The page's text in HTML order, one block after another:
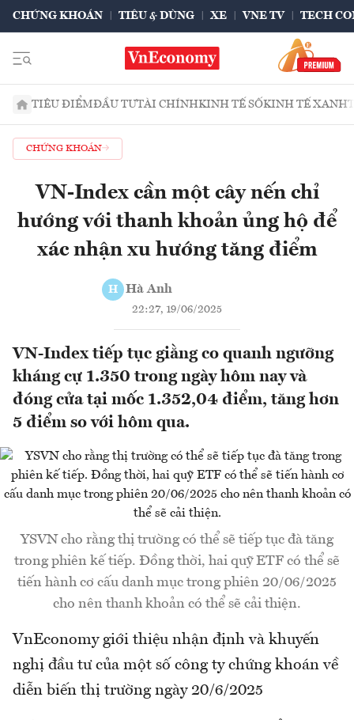
CHỨNG KHOÁN TIÊU & DÙNG XE VNE TV TECH
TIÊU ĐIỂMĐẦU TƯTÀI CHÍNHKINH TẾ SỐKINH TẾ XANH
CHỨNG KHOÁN
VN-Index cần một cây nến chỉ
hướng với thanh khoản ủng hộ để
xác nhận xu hướng tăng điểm
H Hà Anh
22:27, 19/06/2025
VN-Index tiếp tục giằng co quanh ngưỡng
kháng cự 1.350 trong ngày hôm nay và
đóng cửa tại mốc 1.352,04 điểm, tăng hơn
5 điểm so với hôm qua.
YSVN cho rằng thị trường có thể sẽ tiếp tục đà tăng
trong phiên kế tiếp. Đồng thời, hai quỹ ETF có thể sẽ
tiến hành cơ cấu danh mục trong phiên 20/06/2025
cho nên thanh khoản có thể sẽ cải thiện.
VnEconomy giới thiệu nhận định và khuyến
nghị đầu tư của một số công ty chứng khoán về
diễn biến thị trường ngày 20/6/2025